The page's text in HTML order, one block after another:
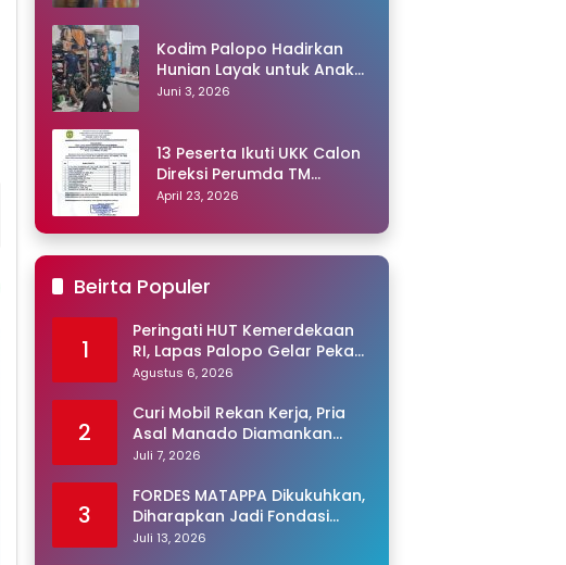
Kodim Palopo Hadirkan
Hunian Layak untuk Anak
Panti
Juni 3, 2026
13 Peserta Ikuti UKK Calon
Direksi Perumda TM
Palopo, Ris Akril Raih
April 23, 2026
Beirta Populer
1
Peringati HUT Kemerdekaan
RI, Lapas Palopo Gelar Pekan
Olahraga untuk Warga
Agustus 6, 2026
2
Curi Mobil Rekan Kerja, Pria
Asal Manado Diamankan
Polisi
Juli 7, 2026
3
FORDES MATAPPA Dikukuhkan,
Diharapkan Jadi Fondasi
Program Jaga Desa di Luwu
Juli 13, 2026